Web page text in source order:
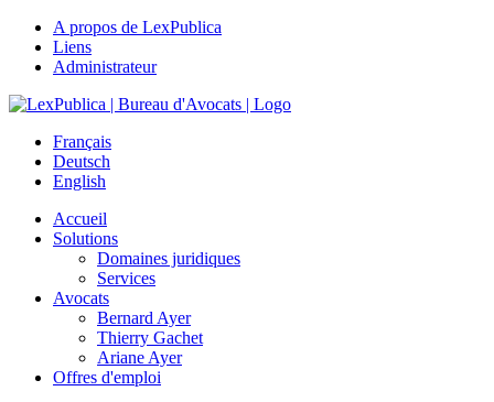
A propos de LexPublica
Liens
Administrateur
Français
Deutsch
English
Accueil
Solutions
Domaines juridiques
Services
Avocats
Bernard Ayer
Thierry Gachet
Ariane Ayer
Offres d'emploi